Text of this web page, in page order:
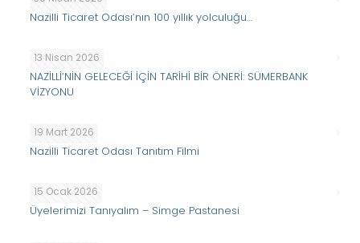
Nazilli Ticaret Odası’nın 100 yıllık yolculuğu…
13 Nisan 2026
NAZİLLİ’NİN GELECEĞİ İÇİN TARİHİ BİR ÖNERİ: SÜMERBANK
VİZYONU
19 Mart 2026
Nazilli Ticaret Odası Tanıtım Filmi
15 Ocak 2026
Üyelerimizi Tanıyalım – Simge Pastanesi